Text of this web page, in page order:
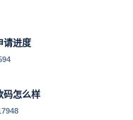
请进度
码怎么样